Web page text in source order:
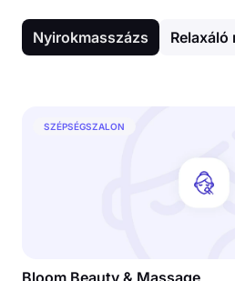
Nyirokmasszázs Relaxáló
SZÉPSÉGSZALON
Bloom Beauty & Massage